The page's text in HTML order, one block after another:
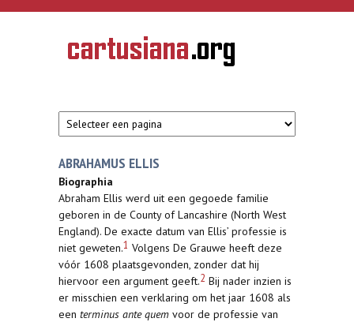
Overslaan en naar de inhoud gaan
CARTUSIANA
Geschiedenis
van de
ABRAHAMUS ELLIS
Biographia
Abraham Ellis werd uit een gegoede familie
geboren in de County of Lancashire (North West
England). De exacte datum van Ellis’ professie is
niet geweten.1 Volgens De Grauwe heeft deze
vóór 1608 plaatsgevonden, zonder dat hij
hiervoor een argument geeft.2 Bij nader inzien is
er misschien een verklaring om het jaar 1608 als
een terminus ante quem voor de professie van